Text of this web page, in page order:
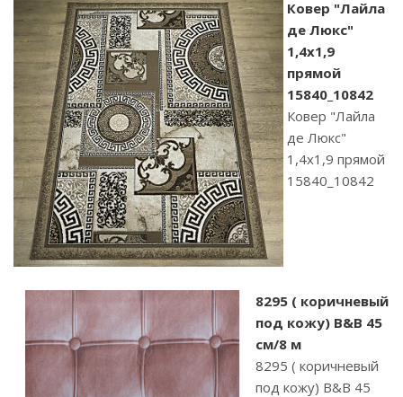
Ковер "Лайла
де Люкс"
1,4х1,9
прямой
15840_10842
Ковер "Лайла
де Люкс"
1,4х1,9 прямой
15840_10842
8295 ( коричневый
под кожу) B&B 45
см/8 м
8295 ( коричневый
под кожу) B&B 45